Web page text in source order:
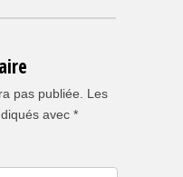
pas publiée.
Les
avec *